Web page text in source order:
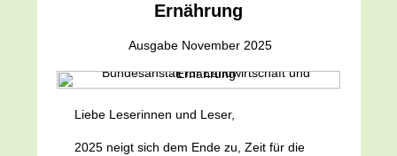
Ernährung
Ausgabe November 2025
Liebe Leserinnen und Leser,
2025 neigt sich dem Ende zu, Zeit für die